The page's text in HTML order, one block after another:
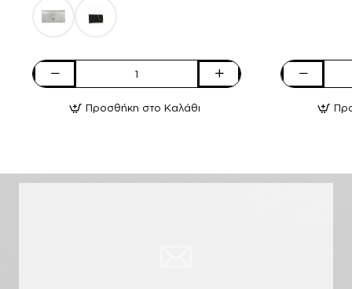
Pierro
Φάκελος Προσθήκη στο Καλάθι
Pierro
Τσάντα